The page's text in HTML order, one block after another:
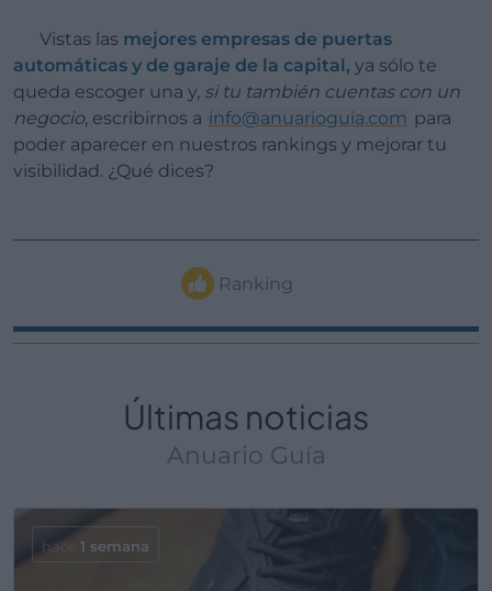
Vistas las mejores empresas de puertas
automáticas y de garaje de la capital, ya sólo te
queda escoger una y, si tu también cuentas con un
negocio, escribirnos a info@anuarioguia.com para
poder aparecer en nuestros rankings y mejorar tu
visibilidad. ¿Qué dices?
Ranking
Últimas noticias
Anuario Guía
hace 1 semana